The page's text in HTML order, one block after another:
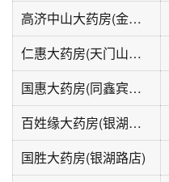
高济中山大药房(金域蓝湾店)
仁惠大药房(天门山东路店)
国惠大药房(同鑫宾馆店)
百姓缘大药房(银湖中路店)
国胜大药房(银湖路店)